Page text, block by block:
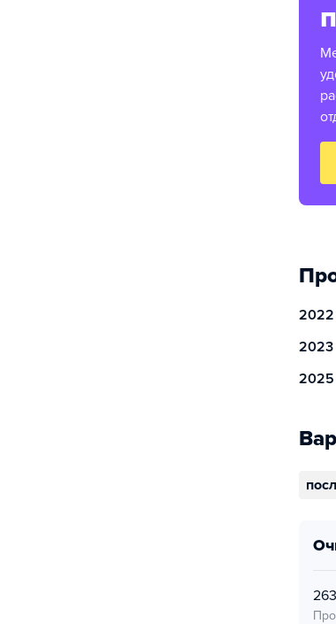
2022
2023
2025
263